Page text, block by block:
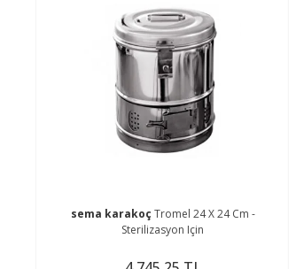
sema karakoç Tromel 24 X 24 Cm -
Sterilizasyon Için